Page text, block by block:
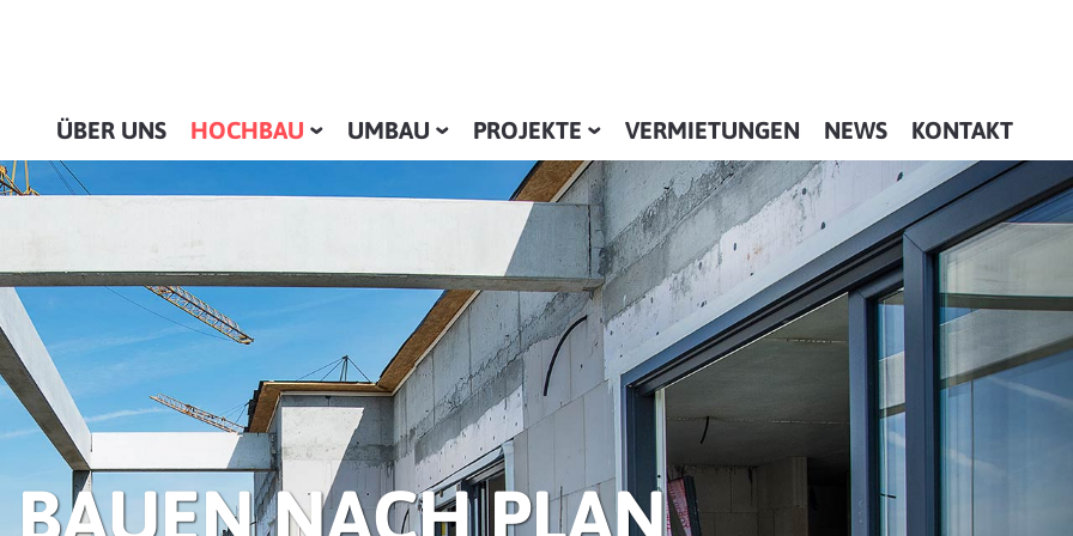
ÜBER UNS HOCHBAU UMBAU PROJEKTE VERMIETUNGEN NEWS KONTAKT
NACH PLAN